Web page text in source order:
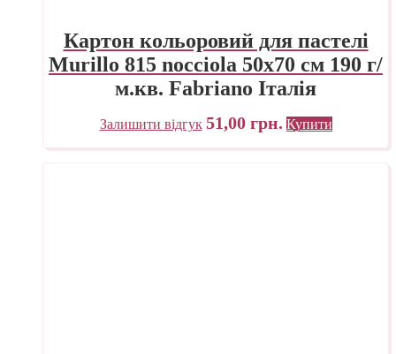
Картон кольоровий для пастелі
Murillo 815 nocciola 50х70 см 190 г/
м.кв. Fabriano Італія
Залишити відгук 51,00 грн. Купити